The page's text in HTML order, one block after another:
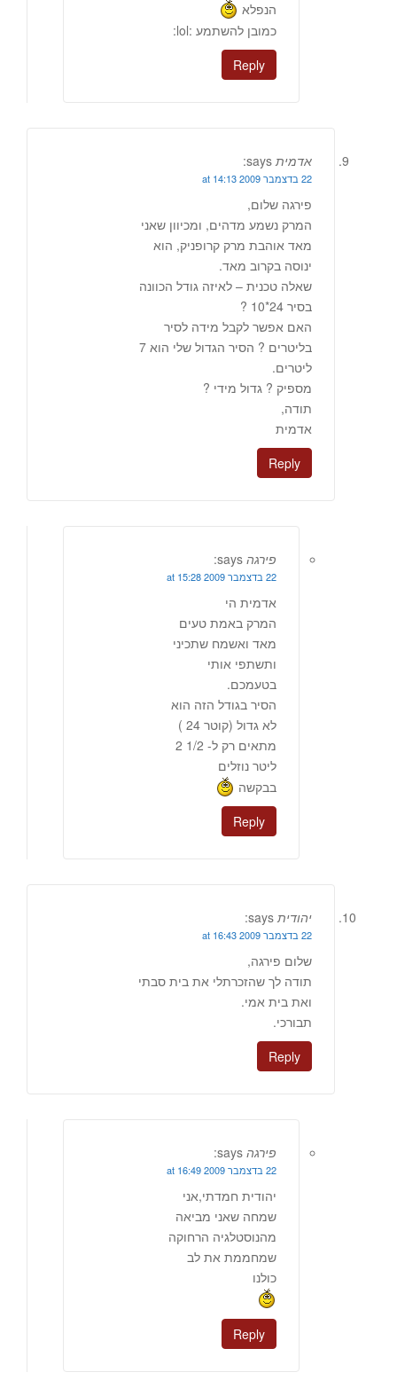
הנפלא
כמובן להשתמע :lol:
Reply
אדמית says:
22 בדצמבר 2009 at 14:13
פירגה שלום,
המרק נשמע מדהים, ומכיוון שאני
מאד אוהבת מרק קרופניק, הוא
ינוסה בקרוב מאד.
שאלה טכנית – לאיזה גודל הכוונה
בסיר 24*10 ?
האם אפשר לקבל מידה לסיר
בליטרים ? הסיר הגדול שלי הוא 7
ליטרים.
מספיק ? גדול מידי ?
תודה,
אדמית
Reply
פירגה says:
22 בדצמבר 2009 at 15:28
אדמית הי
המרק באמת טעים
מאד ואשמח שתכיני
ותשתפי אותי
בטעמכם.
הסיר בגודל הזה הוא
לא גדול (קוטר 24 )
מתאים רק ל- 1/2 2
ליטר נוזלים
בבקשה
Reply
יהודית says:
22 בדצמבר 2009 at 16:43
שלום פירגה,
תודה לך שהזכרתלי את בית סבתי
ואת בית אמי.
תבורכי.
Reply
פירגה says:
22 בדצמבר 2009 at 16:49
יהודית חמדתי,אני
שמחה שאני מביאה
מהנוסטלגיה הרחוקה
שמחממת את לב
כולנו
Reply